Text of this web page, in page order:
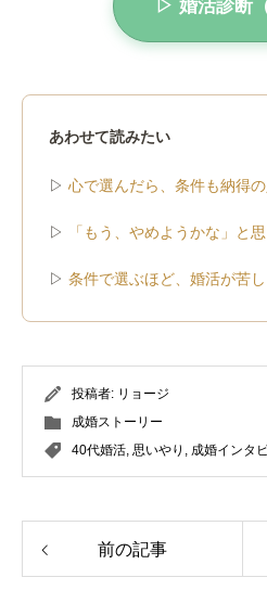
▷ 婚活診断
あわせて読みたい
▷ 心で選んだら、条件も納得
▷ 「もう、やめようかな」と
▷ 条件で選ぶほど、婚活が苦
投稿者: リョージ
成婚ストーリー
40代婚活, 思いやり , 成婚インタ
前の記事